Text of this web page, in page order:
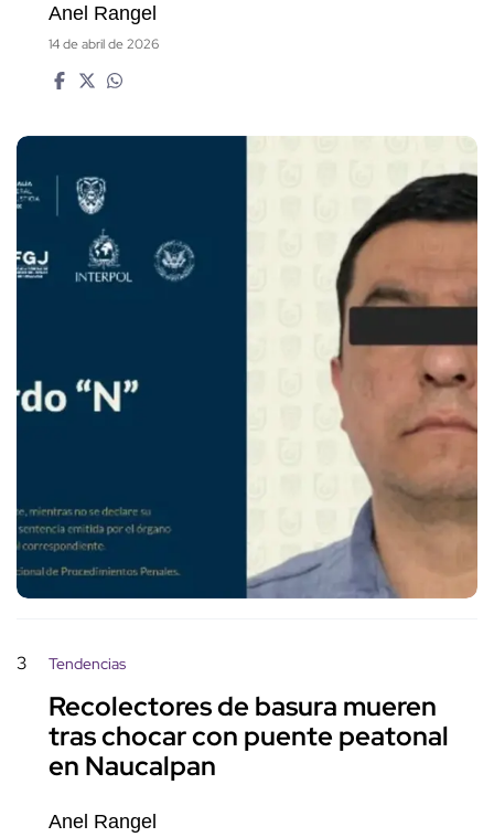
Anel Rangel
14 de abril de 2026
3 Tendencias
Recolectores de basura mueren
tras chocar con puente peatonal
en Naucalpan
Anel Rangel